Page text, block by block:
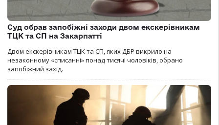
Суд обрав запобіжні заходи двом екскерівникам
ТЦК та СП на Закарпатті
Двом екскерівникам ТЦК та СП, яких ДБР викрило на
незаконному «списанні» понад тисячі чоловіків, обрано
запобіжний захід.